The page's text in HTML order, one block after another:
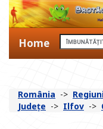
Home
România ->
Județe -> Ilfov ->